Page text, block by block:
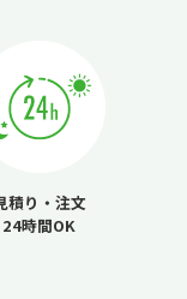
積り・注文
24時間OK